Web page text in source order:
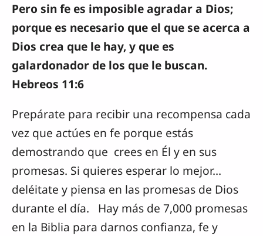
Pero sin fe es imposible agradar a Dios;
porque es necesario que el que se acerca a
Dios crea que le hay, y que es
galardonador de los que le buscan.
Hebreos 11:6
Prepárate para recibir una recompensa cada
vez que actúes en fe porque estás
demostrando que crees en Él y en sus
promesas. Si quieres esperar lo mejor...
deléitate y piensa en las promesas de Dios
durante el día. Hay más de 7,000 promesas
en la Biblia para darnos confianza, fe y